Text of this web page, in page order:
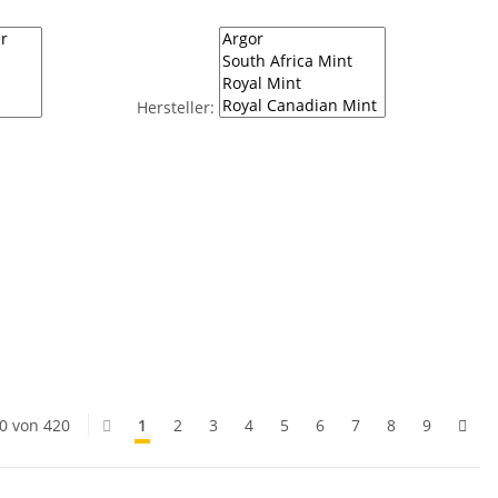
Hersteller:
von 420 1 2 3 4 5 6 7 8 9